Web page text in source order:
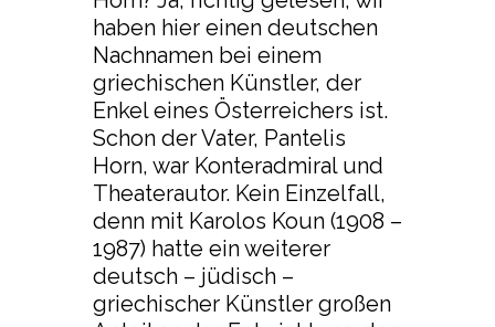
haben hier einen deutschen
Nachnamen bei einem
griechischen Künstler, der
Enkel eines Österreichers ist.
Schon der Vater, Pantelis
Horn, war Konteradmiral und
Theaterautor. Kein Einzelfall,
denn mit Karolos Koun (1908 –
1987) hatte ein weiterer
deutsch – jüdisch –
griechischer Künstler großen